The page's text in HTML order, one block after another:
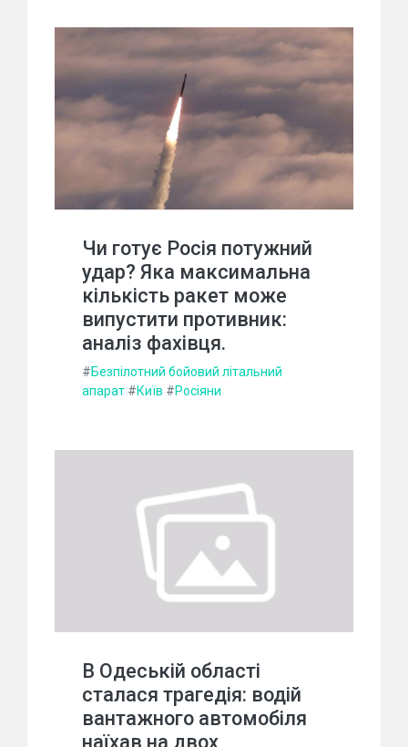
Чи готує Росія потужний
удар? Яка максимальна
кількість ракет може
випустити противник:
аналіз фахівця.
#Безпілотний бойовий літальний
апарат #Київ #Росіяни
В Одеській області
сталася трагедія: водій
вантажного автомобіля
наїхав на двох